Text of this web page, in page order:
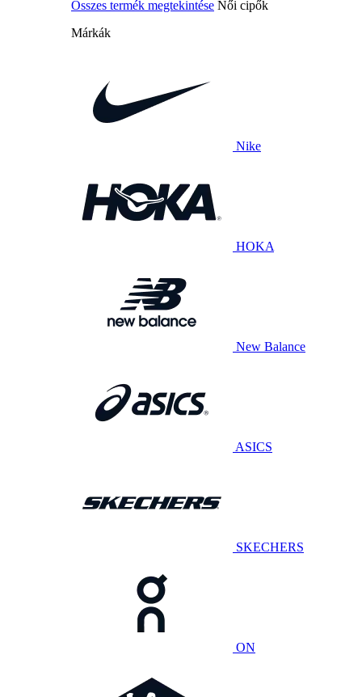
Összes termék megtekintése Női cipők
Márkák
Nike
HOKA
New Balance
ASICS
SKECHERS
ON